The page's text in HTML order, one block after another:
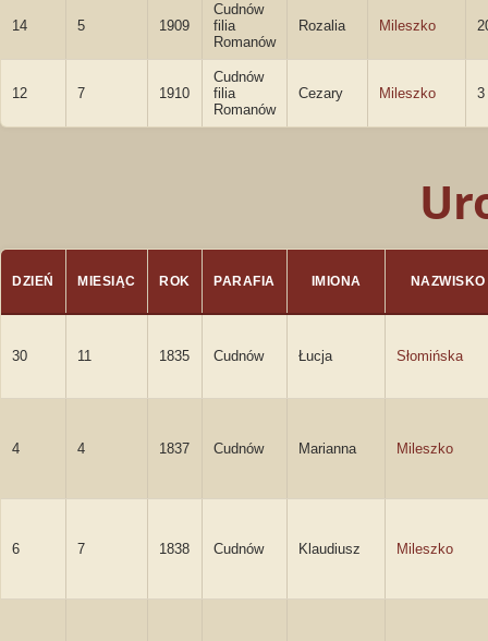
14 5 1909
Cudnów
filia
Romanów
Rozalia Mileszko
12 7 1910
Cudnów
filia
Romanów
Cezary Mileszko 3
DZIEŃ MIESIĄC ROK PARAFIA IMIONA NAZWISKO
30 11 1835 Cudnów Łucja Słomińska
4 4 1837 Cudnów Marianna Mileszko
6 7 1838 Cudnów Klaudiusz Mileszko